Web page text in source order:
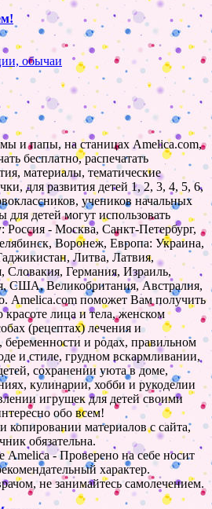
обычаи
и папы, на станицах Amelica.com,
бесплатно, распечатать
материалы, тематические
для развития детей 1, 2, 3, 4, 5, 6,
учеников начальных
детей могут использовать
- Москва, Санкт-Петербург,
Воронеж, Европа: Украина,
Литва, Латвия,
Германия, Израиль,
США, Великобритания, Австралия,
Amelica.com поможет Вам получить
лица и тела, женском
(рецептах) лечения и
беременности и родах, правильном
и стиле, грудном вскармливании,
сохранении уюта в доме,
кулинарии, хобби и рукоделии
игрушек для детей своими
обо всем!
копировании материалов с сайта,
обязательна.
Amelica - Проверено на себе носит
характер.
не занимайтесь самолечением.